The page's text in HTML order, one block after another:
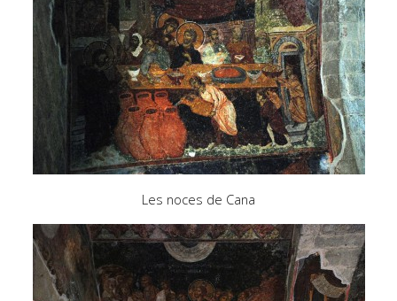
Les noces de Cana